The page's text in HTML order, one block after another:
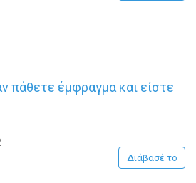
πάθετε έμφραγμα και είστε
Διάβασέ το